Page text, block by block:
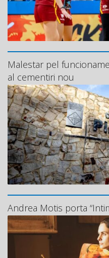
Malestar pel
al cementiri nou
Andrea Motis porta